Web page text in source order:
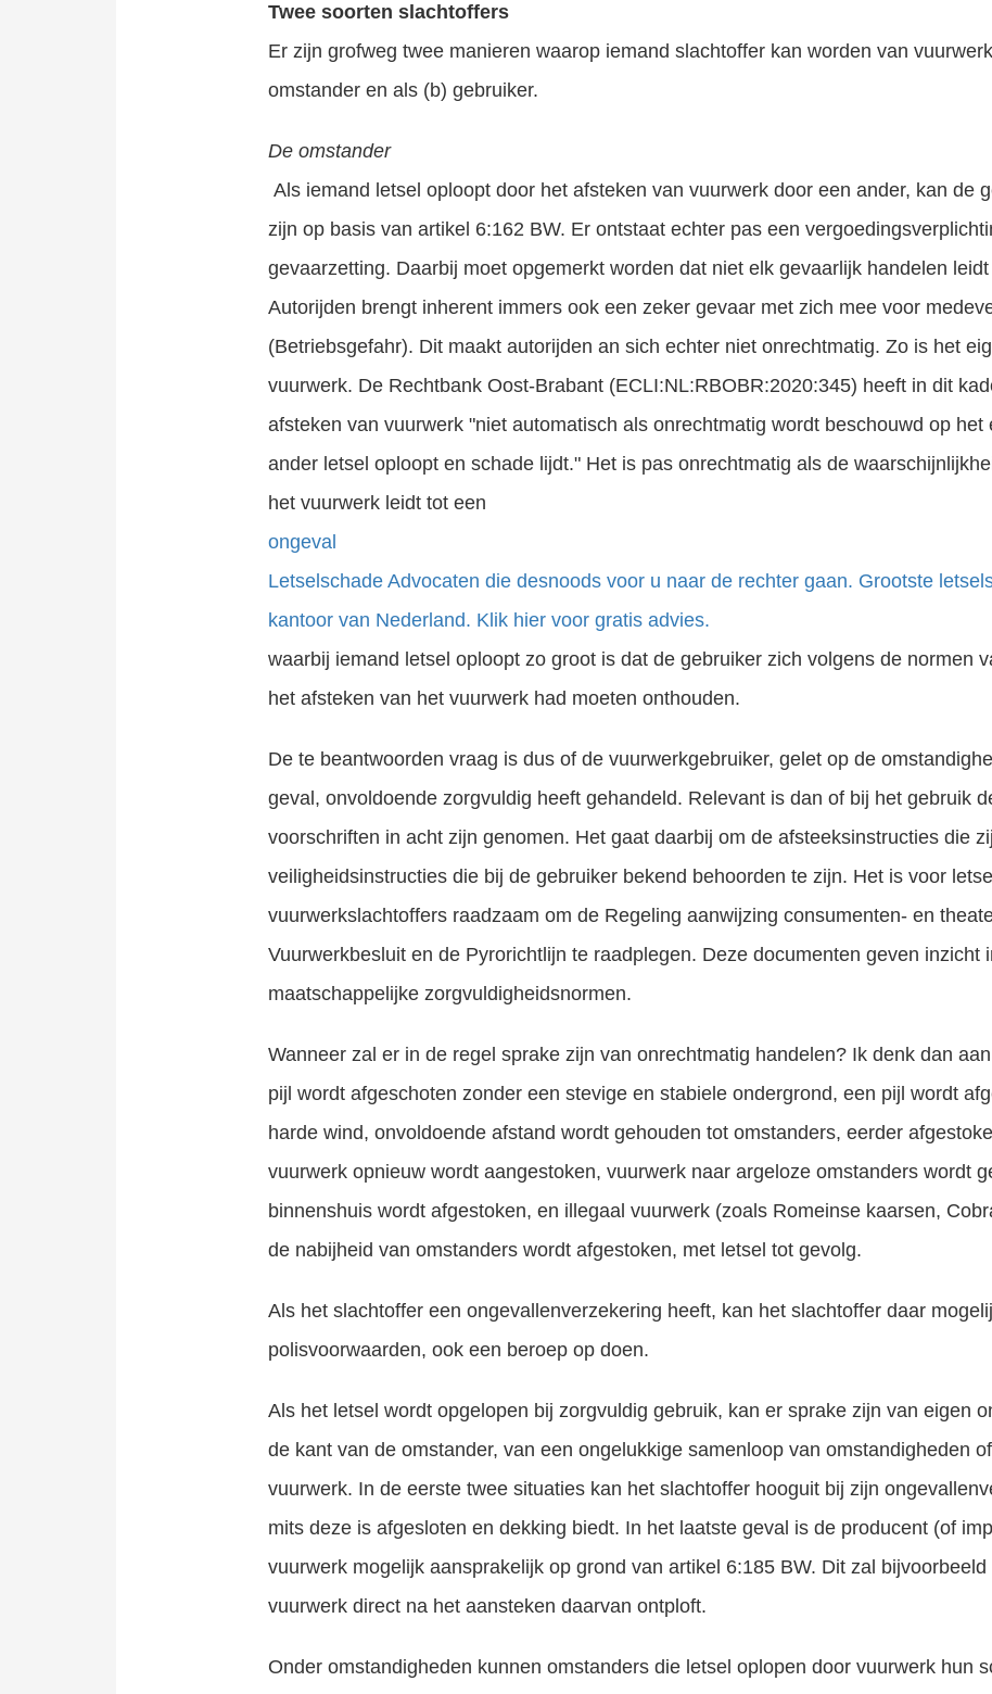
Twee soorten slachtoffers
Er zijn grofweg twee manieren waarop iemand slachtoffer kan worden van
omstander en als (b) gebruiker.
De omstander
Als iemand letsel oploopt door het afsteken van vuurwerk door een ander, kan de
zijn op basis van artikel 6:162 BW. Er ontstaat echter pas een
gevaarzetting. Daarbij moet opgemerkt worden dat niet elk gevaarlijk handelen
Autorijden brengt inherent immers ook een zeker gevaar met zich mee voor
(Betriebsgefahr). Dit maakt autorijden an sich echter niet onrechtmatig. Zo is het
vuurwerk. De Rechtbank Oost-Brabant (ECLI:NL:RBOBR:2020:345) heeft in dit
afsteken van vuurwerk "niet automatisch als onrechtmatig wordt beschouwd op het
ander letsel oploopt en schade lijdt." Het is pas onrechtmatig als de
het vuurwerk leidt tot een
ongeval
Letselschade Advocaten die desnoods voor u naar de rechter gaan. Grootste
kantoor van Nederland. Klik hier voor gratis advies.
waarbij iemand letsel oploopt zo groot is dat de gebruiker zich volgens de normen
het afsteken van het vuurwerk had moeten onthouden.
De te beantwoorden vraag is dus of de vuurwerkgebruiker, gelet op de
geval, onvoldoende zorgvuldig heeft gehandeld. Relevant is dan of bij het gebruik
voorschriften in acht zijn genomen. Het gaat daarbij om de afsteeksinstructies die
veiligheidsinstructies die bij de gebruiker bekend behoorden te zijn. Het is voor
vuurwerkslachtoffers raadzaam om de Regeling aanwijzing consumenten- en
Vuurwerkbesluit en de Pyrorichtlijn te raadplegen. Deze documenten geven inzicht
maatschappelijke zorgvuldigheidsnormen.
Wanneer zal er in de regel sprake zijn van onrechtmatig handelen? Ik denk dan
pijl wordt afgeschoten zonder een stevige en stabiele ondergrond, een pijl wordt
harde wind, onvoldoende afstand wordt gehouden tot omstanders, eerder
vuurwerk opnieuw wordt aangestoken, vuurwerk naar argeloze omstanders wordt
binnenshuis wordt afgestoken, en illegaal vuurwerk (zoals Romeinse kaarsen,
de nabijheid van omstanders wordt afgestoken, met letsel tot gevolg.
Als het slachtoffer een ongevallenverzekering heeft, kan het slachtoffer daar
polisvoorwaarden, ook een beroep op doen.
Als het letsel wordt opgelopen bij zorgvuldig gebruik, kan er sprake zijn van eigen
de kant van de omstander, van een ongelukkige samenloop van omstandigheden
vuurwerk. In de eerste twee situaties kan het slachtoffer hooguit bij zijn
mits deze is afgesloten en dekking biedt. In het laatste geval is de producent (of
vuurwerk mogelijk aansprakelijk op grond van artikel 6:185 BW. Dit zal
vuurwerk direct na het aansteken daarvan ontploft.
Onder omstandigheden kunnen omstanders die letsel oplopen door vuurwerk hun